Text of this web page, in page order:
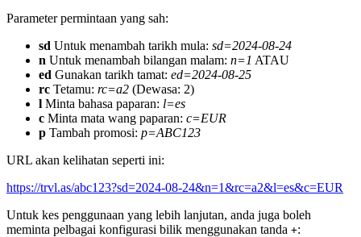
Parameter permintaan yang sah:
sd Untuk menambah tarikh mula: sd=2024-08-24
n Untuk menambah bilangan malam: n=1 ATAU
ed Gunakan tarikh tamat: ed=2024-08-25
rc Tetamu: rc=a2 (Dewasa: 2)
l Minta bahasa paparan: l=es
c Minta mata wang paparan: c=EUR
p Tambah promosi: p=ABC123
URL akan kelihatan seperti ini:
https://trvl.as/abc123?sd=2024-08-24&n=1&rc=a2&l=es&c=EUR
Untuk kes penggunaan yang lebih lanjutan, anda juga boleh
meminta pelbagai konfigurasi bilik menggunakan tanda +: